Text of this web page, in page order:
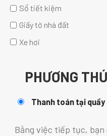
Sổ tiết kiệm
Giấy tờ nhà đất
Xe hơi
PHƯƠNG
Thanh toán tại quầy
Bằng việc tiếp tục,